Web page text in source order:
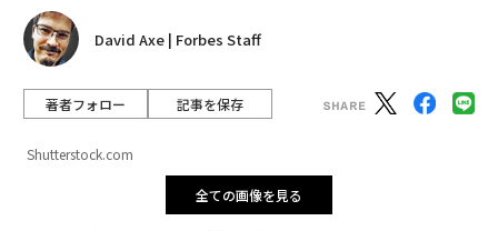
David Axe | Forbes Staff
著者フォロー 記事を保存
Shutterstock.com
全ての画像を見る